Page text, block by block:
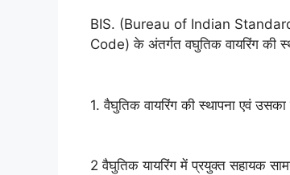
BIS. (Bureau of Indian
Code) के अंतर्गत वघुतिक वायरिंग की
1. वैघुतिक वायरिंग की स्थापना एवं उसका
2 वैघुतिक यायरिंग में प्रयुक्त सहायक